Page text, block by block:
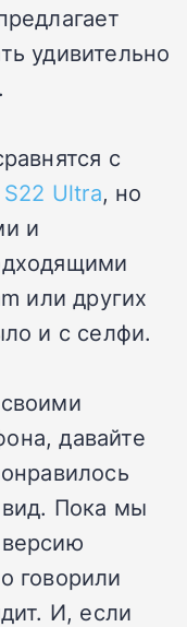
удивительно
с
Ultra, но
и
или других
и с селфи.
давайте
Пока мы
говорили
И, если